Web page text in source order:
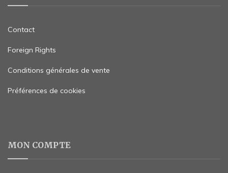
Contact
Foreign Rights
Conditions générales de vente
Préférences de cookies
MON COMPTE